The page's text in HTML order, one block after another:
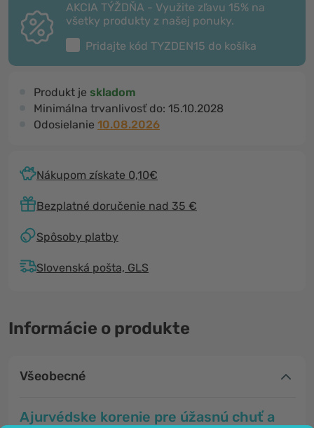
AKCIA TÝŽDŇA - Využite zľavu 15% na
všetky produkty z našej ponuky.
Pridajte kód TYZDEN15 do košíka
Produkt je skladom
Minimálna trvanlivosť do: 15.10.2028
Odosielanie 10.08.2026
Nákupom získate 0,10€
Bezplatné doručenie nad 35 €
Spôsoby platby
Slovenská pošta, GLS
Informácie o produkte
Všeobecné
Ajurvédske korenie pre úžasnú chuťa